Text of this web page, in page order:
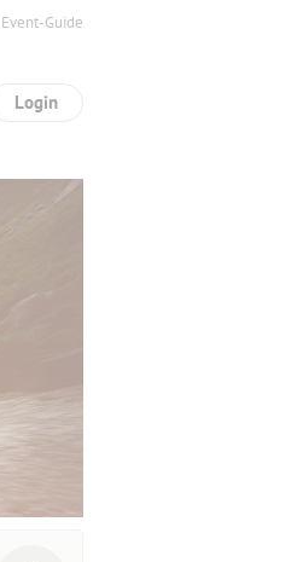
Event-Guide
Login